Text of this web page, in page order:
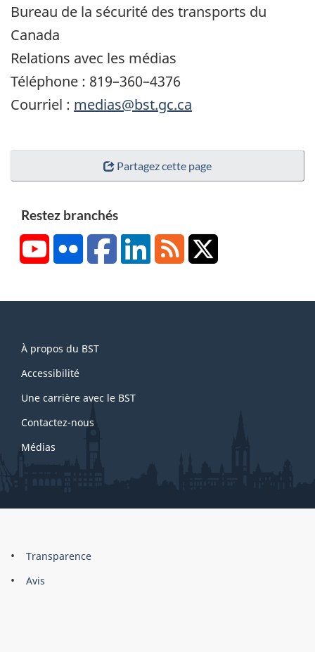
Bureau de la sécurité des transports du
Canada
Relations avec les médias
Téléphone : 819–360–4376
Courriel : medias@bst.gc.ca
Partagez cette page
Restez branchés
YouTubeFlickr FacebookLinkedInRSS
this
site
À propos du BST
Accessibilité
Une carrière avec le BST
Contactez-nous
Médias
About
this
Brand
Transparence
Avis